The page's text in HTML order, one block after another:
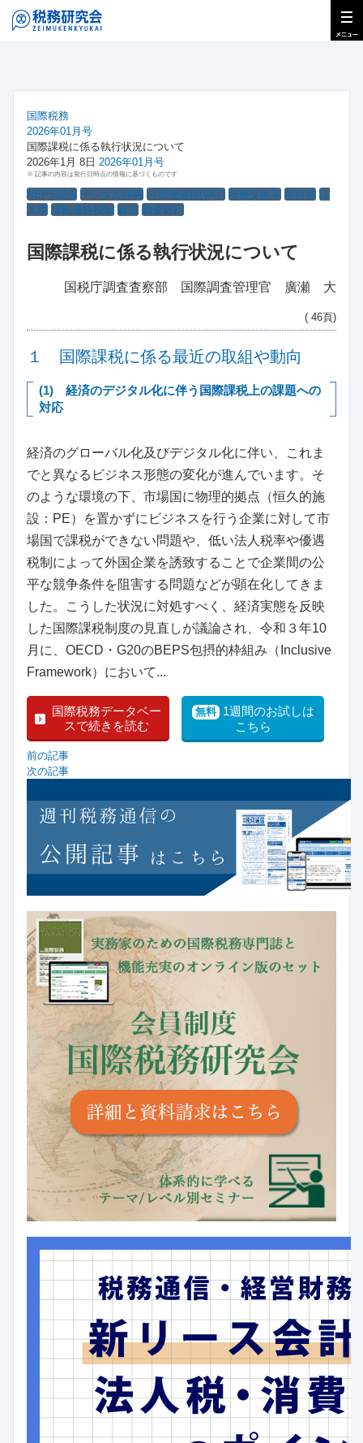
国際税務
2026年01月号
国際課税に係る執行状況について
2026年1月 8日 2026年01月号
※ 記事の内容は発行日時点の情報に基づくものです
BEPS関係 デジタル課税 付加価値税(VAT) 情報交換等 所得税 法
人税 移転価格税制 解説 調査対応
国際課税に係る執行状況について
国税庁調査査察部 国際調査管理官 廣瀬 大
( 46頁)
１ 国際課税に係る最近の取組や動向
(1) 経済のデジタル化に伴う国際課税上の課題への
対応
経済のグローバル化及びデジタル化に伴い、これま
でと異なるビジネス形態の変化が進んでいます。そ
のような環境の下、市場国に物理的拠点（恒久的施
設：PE）を置かずにビジネスを行う企業に対して市
場国で課税ができない問題や、低い法人税率や優遇
税制によって外国企業を誘致することで企業間の公
平な競争条件を阻害する問題などが顕在化してきま
した。こうした状況に対処すべく、経済実態を反映
した国際課税制度の見直しが議論され、令和３年10
月に、OECD・G20のBEPS包摂的枠組み（Inclusive
Framework）において...
国際税務データベー
スで続きを読む
無料 1週間のお試しは
こちら
前の記事
次の記事